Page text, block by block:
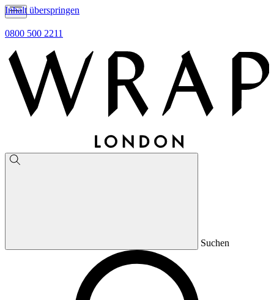
Inhalt überspringen
0800 500 2211
Suchen